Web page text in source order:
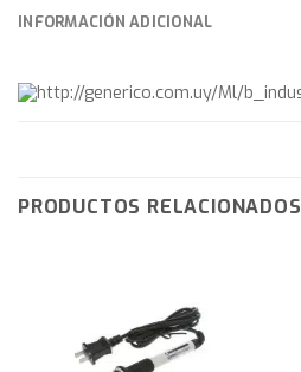
INFORMACIÓN ADICIONAL
PRODUCTOS RELACIONADOS